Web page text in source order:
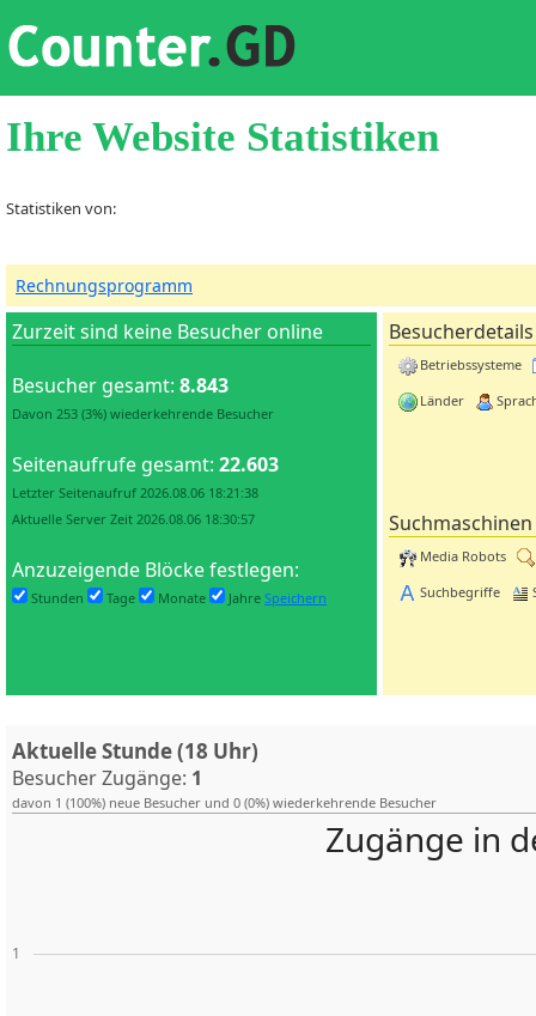
Ihre Website Statistiken
Statistiken von:
Rechnungsprogramm
Zurzeit sind keine Besucher online
Besucher gesamt: 8.843
Davon 253 (3%) wiederkehrende Besucher
Seitenaufrufe gesamt: 22.603
Letzter Seitenaufruf 2026.08.06 18:21:38
Aktuelle Server Zeit 2026.08.06 18:30:57
Anzuzeigende Blöcke festlegen:
Stunden Tage Monate Jahre Speichern
Besucherdetails
Betriebssysteme
Länder
Suchmaschinen
Media Robots
Suchbegriffe
Aktuelle Stunde (18 Uhr)
Besucher Zugänge: 1
davon 1 (100%) neue Besucher und 0 (0%) wiederkehrende Besucher
1
Zugänge in